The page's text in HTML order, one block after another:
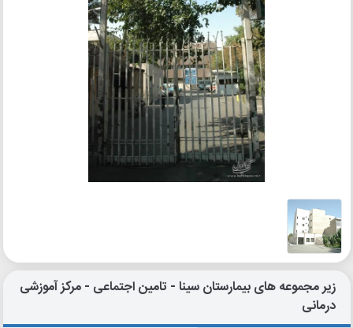
زیر مجموعه های بیمارستان سینا - تامین اجتماعی - مرکز آموزشی
درمانی